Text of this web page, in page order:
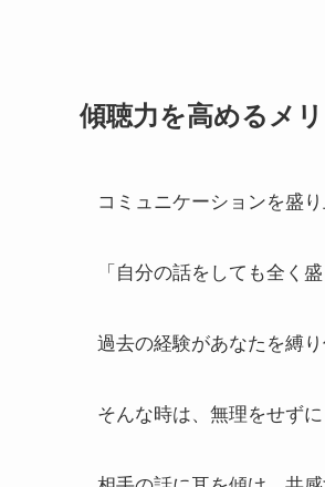
傾聴力を高めるメ
コミュニケーションを盛
「自分の話をしても全く
過去の経験があなたを縛
そんな時は、無理をせず